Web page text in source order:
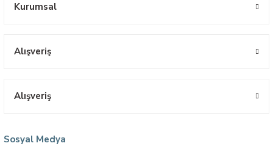
Kurumsal
Alışveriş
Alışveriş
Sosyal Medya